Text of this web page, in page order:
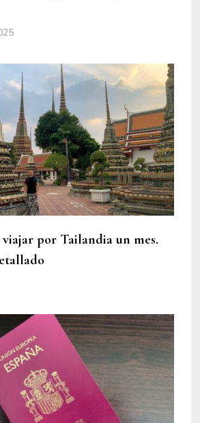
viajar por Tailandia un mes.